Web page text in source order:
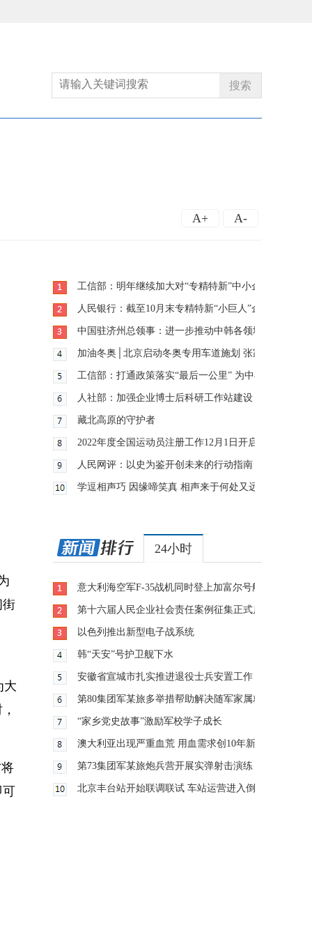
搜索
A+ A-
街
大
可
工信部：明年继续加大对“专精特新”中小企业培育力度
人民银行：截至10月末专精特新“小巨人”企业整体获
中国驻济州总领事：进一步推动中韩各领域各地区交
加油冬奥│北京启动冬奥专用车道施划 张家口赛区测
工信部：打通政策落实“最后一公里” 为中小企业纾困
人社部：加强企业博士后科研工作站建设 推动企业创
藏北高原的守护者
2022年度全国运动员注册工作12月1日开启
人民网评：以史为鉴开创未来的行动指南
学逗相声巧 因缘啼笑真 相声来于何处又远至何方？
24小时
意大利海空军F-35战机同时登上加富尔号航母
第十六届人民企业社会责任案例征集正式启动
以色列推出新型电子战系统
韩“天安”号护卫舰下水
安徽省宣城市扎实推进退役士兵安置工作
第80集团军某旅多举措帮助解决随军家属就业难题
“家乡党史故事”激励军校学子成长
澳大利亚出现严重血荒 用血需求创10年新高
第73集团军某旅炮兵营开展实弹射击演练
北京丰台站开始联调联试 车站运营进入倒计时